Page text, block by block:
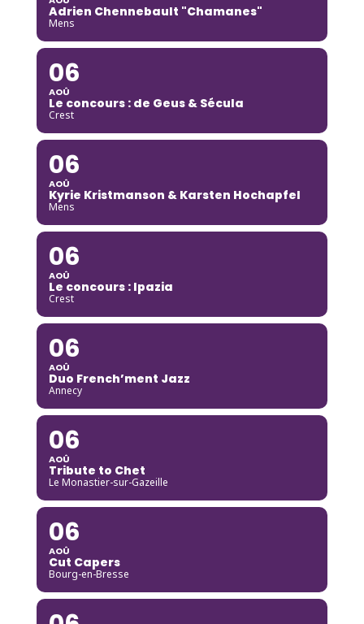
Adrien Chennebault "Chamanes"
Mens
06
AOÛ
Le concours : de Geus & Sécula
Crest
06
AOÛ
Kyrie Kristmanson & Karsten Hochapfel
Mens
06
AOÛ
Le concours : Ipazia
Crest
06
AOÛ
Duo French’ment Jazz
Annecy
06
AOÛ
Tribute to Chet
Le Monastier-sur-Gazeille
06
AOÛ
Cut Capers
Bourg-en-Bresse